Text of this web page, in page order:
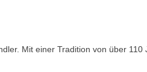
Mit einer Tradition von über 110